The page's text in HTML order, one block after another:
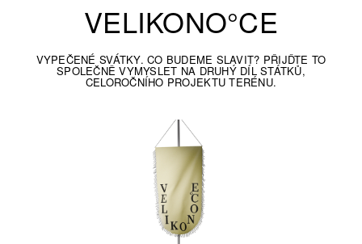
VELIKONO°CE
VYPEČENÉ SVÁTKY. CO BUDEME SLAVIT? PŘIJĎTE TO
SPOLEČNĚ VYMYSLET NA DRUHÝ DÍL STÁTKŮ,
CELOROČNÍHO PROJEKTU TERÉNU.